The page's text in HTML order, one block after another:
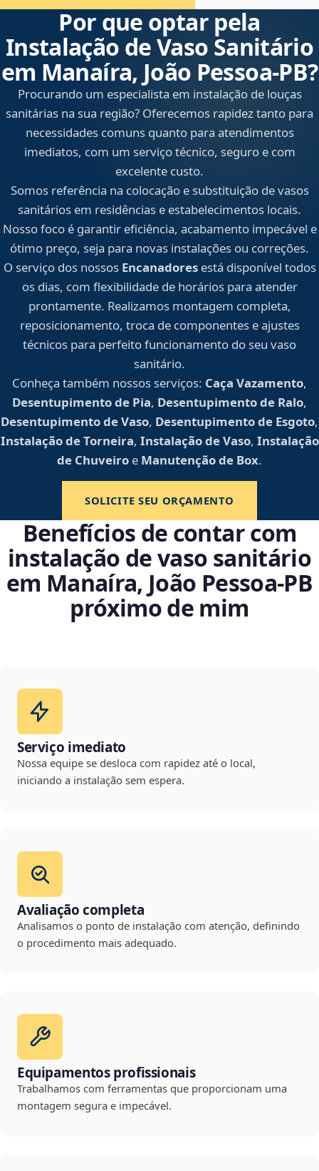
Por que optar pela
Instalação de Vaso Sanitário
em Manaíra, João Pessoa‑PB?
Procurando um especialista em instalação de louças
sanitárias na sua região? Oferecemos rapidez tanto para
necessidades comuns quanto para atendimentos
imediatos, com um serviço técnico, seguro e com
excelente custo.
Somos referência na colocação e substituição de vasos
sanitários em residências e estabelecimentos locais.
Nosso foco é garantir eficiência, acabamento impecável e
ótimo preço, seja para novas instalações ou correções.
O serviço dos nossos Encanadoresestá disponível todos
os dias, com flexibilidade de horários para atender
prontamente. Realizamos montagem completa,
reposicionamento, troca de componentes e ajustes
técnicos para perfeito funcionamento do seu vaso
sanitário.
Conheça também nossos serviços: Caça Vazamento,
Desentupimento de Pia, Desentupimento de Ralo,
Desentupimento de Vaso, Desentupimento de Esgoto,
Instalação de Torneira, Instalação de Vaso, Instalação
de Chuveiro e Manutenção de Box.
SOLICITE SEU ORÇAMENTO
Benefícios de contar com
instalação de vaso sanitário
em Manaíra, João Pessoa‑PB
próximo de mim
Serviço imediato
Nossa equipe se desloca com rapidez até o local,
iniciando a instalação sem espera.
Avaliação completa
Analisamos o ponto de instalação com atenção, definindo
o procedimento mais adequado.
Equipamentos profissionais
Trabalhamos com ferramentas que proporcionam uma
montagem segura e impecável.